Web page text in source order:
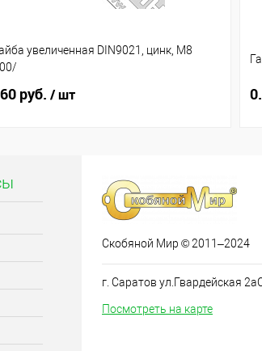
увеличенная DIN9021, цинк, М8
руб. / шт
Скобяной Мир © 2011–2024
г. Саратов ул.Гвардейская
Посмотреть на карте